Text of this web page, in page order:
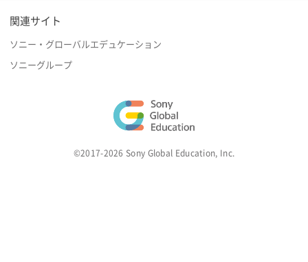
関連サイト
ソニー・グローバルエデュケーション
ソニーグループ
©2017-2026 Sony Global Education, Inc.